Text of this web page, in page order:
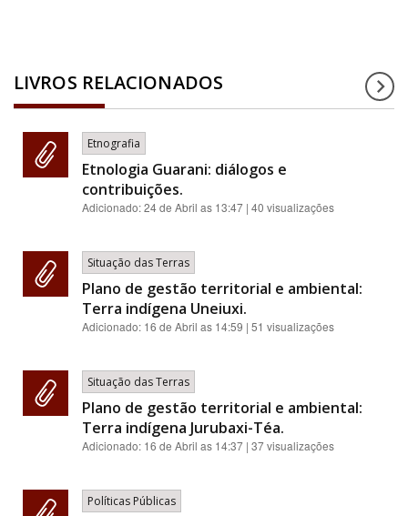
LIVROS RELACIONADOS
Etnografia
Etnologia Guarani: diálogos e
contribuições.
Adicionado:24 de Abril as 13:47 | 40 visualizações
Situação das Terras
Plano de gestão territorial e ambiental:
Terra indígena Uneiuxi.
Adicionado: 16 de Abril as 14:59 | 51 visualizações
Situação das Terras
Plano de gestão territorial e ambiental:
Terra indígena Jurubaxi-Téa.
Adicionado: 16 de Abril as 14:37 | 37 visualizações
Políticas Públicas